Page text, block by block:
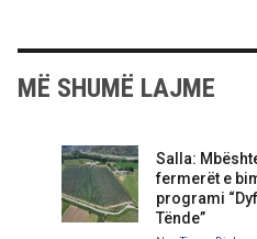
MË SHUMË LAJME
Salla:
fermerët e
programi
Tënde”